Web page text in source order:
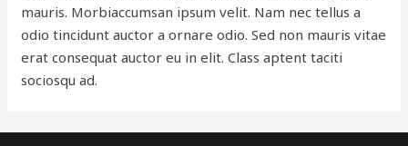
mauris. Morbiaccumsan ipsum velit. Nam nec tellus a
odio tincidunt auctor a ornare odio. Sed non mauris vitae
erat consequat auctor eu in elit. Class aptent taciti
sociosqu ad.